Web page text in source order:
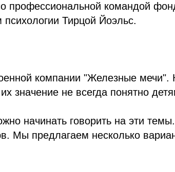
профессиональной командой
Тирцой Йоэльс.
компании "Железные мечи".
значение не всегда понятно
начинать говорить на эти
Мы предлагаем несколько